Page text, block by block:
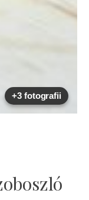
+3 fotografii